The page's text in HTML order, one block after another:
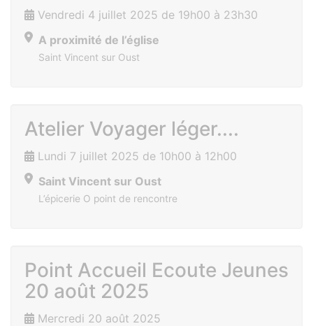
Vendredi 4 juillet 2025 de 19h00 à 23h30
A proximité de l’église
Saint Vincent sur Oust
Atelier Voyager léger....
Lundi 7 juillet 2025 de 10h00 à 12h00
Saint Vincent sur Oust
L’épicerie O point de rencontre
Point Accueil Ecoute Jeunes
20 août 2025
Mercredi 20 août 2025